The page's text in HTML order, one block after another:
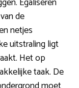
de
netjes
uitstraling ligt
Het op
taak. De